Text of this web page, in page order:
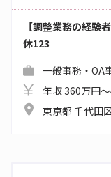
【調整業務の経
休123
一般事務・OA
年収 360万円
東京都 千代田